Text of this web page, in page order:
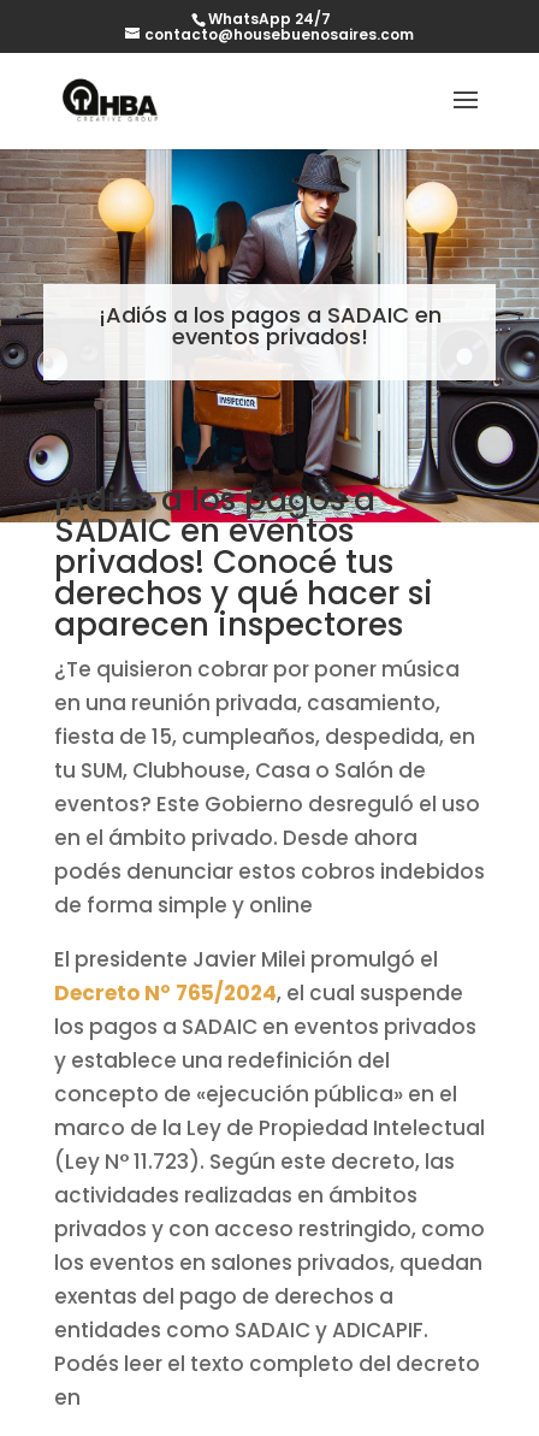
WhatsApp 24/7
contacto@housebuenosaires.com
¡Adiós a los pagos a SADAIC en
eventos privados!
¡Adiós a los pagos a
SADAIC en eventos
privados! Conocé tus
derechos y qué hacer si
aparecen inspectores
¿Te quisieron cobrar por poner música
en una reunión privada, casamiento,
fiesta de 15, cumpleaños, despedida, en
tu SUM, Clubhouse, Casa o Salón de
eventos? Este Gobierno desreguló el uso
en el ámbito privado. Desde ahora
podés denunciar estos cobros indebidos
de forma simple y online
El presidente Javier Milei promulgó el
Decreto N° 765/2024, el cual suspende
los pagos a SADAIC en eventos privados
y establece una redefinición del
concepto de «ejecución pública» en el
marco de la Ley de Propiedad Intelectual
(Ley N° 11.723). Según este decreto, las
actividades realizadas en ámbitos
privados y con acceso restringido, como
los eventos en salones privados, quedan
exentas del pago de derechos a
entidades como SADAIC y ADICAPIF.
Podés leer el texto completo del decreto
en